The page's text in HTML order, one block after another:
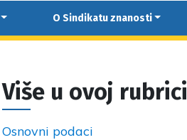
O Sindikatu znanosti
Više u ovoj rubrici
Osnovni podaci